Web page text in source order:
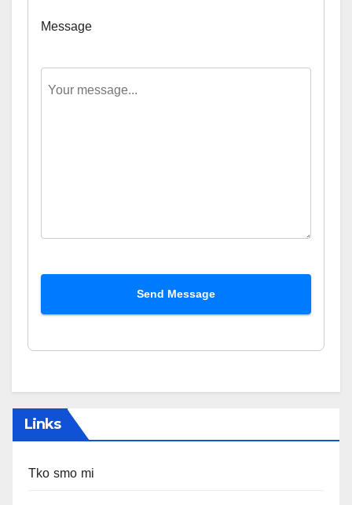
Message
Send Message
Links
Tko smo mi